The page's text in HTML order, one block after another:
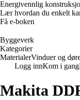
Energivennlig
Lær hvordan du enkelt
Få e-boken
Byggeverk
Kategorier
MaterialerVinduer og
Logg innKom i gang
Makita